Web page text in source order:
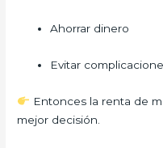
Ahorrar dinero
Evitar
Entonces la renta de
mejor decisión.